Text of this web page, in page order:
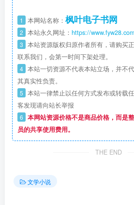
1 本网站名称： 枫叶电子书网
2 本站永久网址： https://www.fyw28.com
3 本站资源版权归原作者所有，请购买
联系我们，会第一时间下架处理。
4 本站一切资源不代表本站立场，并不
其真实性负责。
5 本站一律禁止以任何方式发布或转载
客发现请向站长举报
6 本网站资源价格不是商品价格，而是
员的共享使用费用。
THE END
文学小说